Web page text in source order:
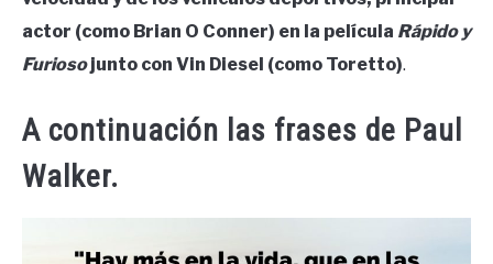
actor (como Brian O Conner) en la película Rápido y
Furiosojunto con Vin Diesel (como Toretto).
A continuación las frases de Paul
Walker.